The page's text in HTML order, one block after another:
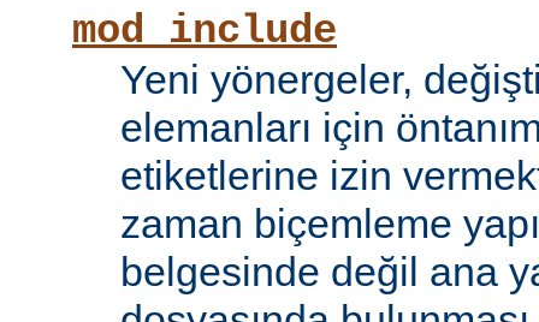
mod_include
Yeni yönergeler,
elemanları için
etiketlerine izin
zaman biçemleme
belgesinde değil ana